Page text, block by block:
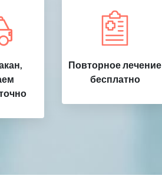
Повторное лечение
бесплатно